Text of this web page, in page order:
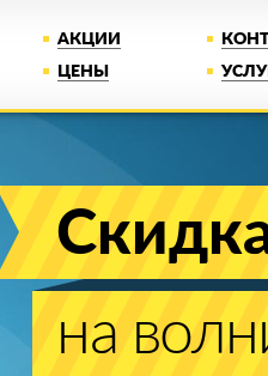
АКЦИИ
ЦЕНЫ
на